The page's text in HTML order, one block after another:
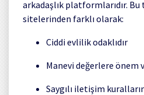
arkadaşlık platformlarıdır.
sitelerinden farklı olarak:
Ciddi evlilik odaklıdır
Manevi değerlere önem
Saygılı iletişim